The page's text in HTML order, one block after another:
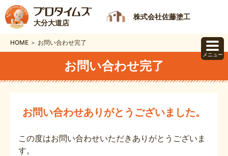
大分大道店
株式会社佐藤塗工
HOME ＞ お問い合わせ完了
お問い合わせ完了
お問い合わせありがとうございました。
この度はお問い合わせいただきありがとうございま
す。
メニュー